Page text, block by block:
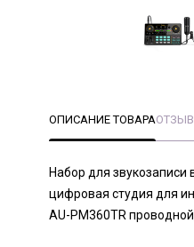
ОПИСАНИЕ ТОВАРА
Набор для
цифровая студия для
AU-PM360TR